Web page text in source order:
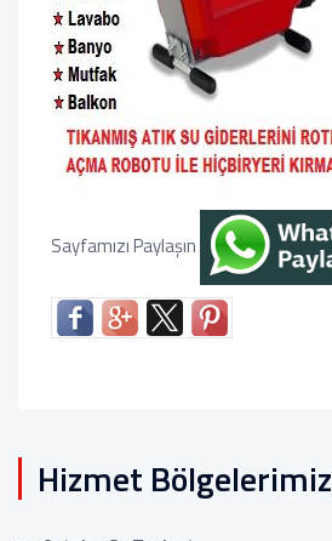
Sayfamızı Paylaşın
Hizmet Bölgelerimiz